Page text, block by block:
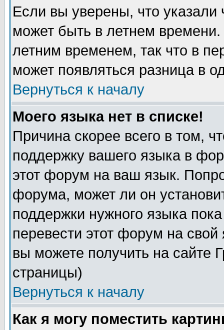
Если вы уверены, что указали
может быть в летнем
летним временем, так что в
может появляться разница в
Вернуться к началу
Моего языка нет в списке!
Причина скорее всего в том,
поддержку вашего языка в
этот форум на ваш язык.
форума, может ли он
поддержки нужного языка
перевести этот форум на
вы можете получить на сайте
страницы)
Вернуться к началу
Как я могу поместить